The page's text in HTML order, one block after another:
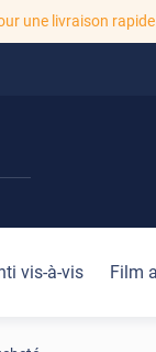
une livraison
vis-à-vis Film